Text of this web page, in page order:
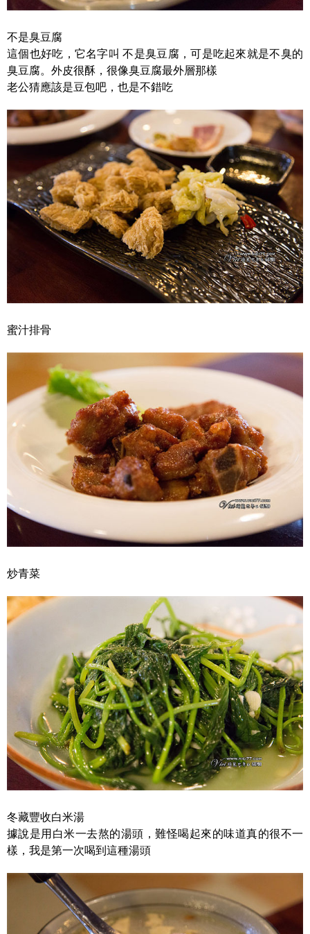
不是臭豆腐
這個也好吃，它名字叫 不是臭豆腐，可是吃起來就是不臭的
臭豆腐。外皮很酥，很像臭豆腐最外層那樣
老公猜應該是豆包吧，也是不錯吃
蜜汁排骨
炒青菜
冬藏豐收白米湯
據說是用白米一去熬的湯頭，難怪喝起來的味道真的很不一
樣，我是第一次喝到這種湯頭